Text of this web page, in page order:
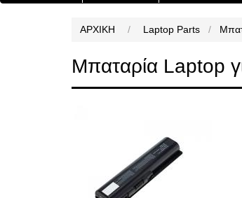
ΑΡΧΙΚΗ / Laptop Parts /
Μπαταρία Laptop